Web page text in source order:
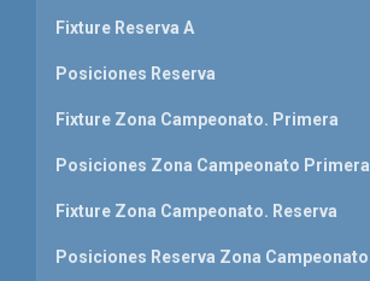
Fixture Reserva A
Posiciones Reserva
Fixture Zona Campeonato. Primera
Posiciones Zona Campeonato Primera
Fixture Zona Campeonato. Reserva
Posiciones Reserva Zona Campeonato